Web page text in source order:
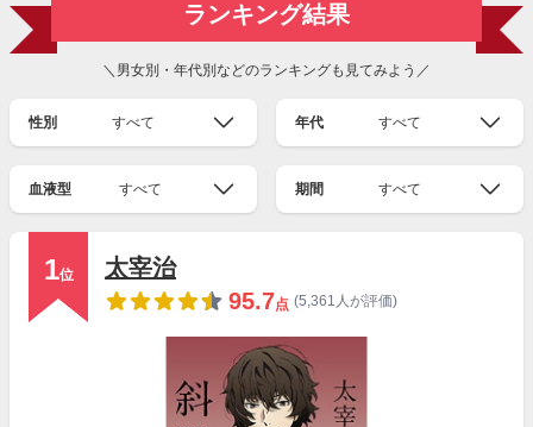
ランキング結果
＼男女別・年代別などのランキングも見てみよう／
性別 すべて 年代 すべて
血液型 すべて 期間 すべて
1位
太宰治
95.7点 (5,361人が評価)